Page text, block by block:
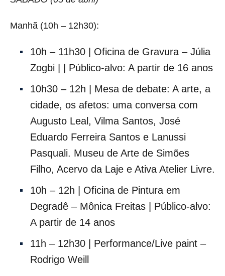
Manhã (10h – 12h30):
10h – 11h30 | Oficina de Gravura – Júlia
Zogbi | | Público-alvo: A partir de 16 anos
10h30 – 12h | Mesa de debate: A arte, a
cidade, os afetos: uma conversa com
Augusto Leal, Vilma Santos, José
Eduardo Ferreira Santos e Lanussi
Pasquali. Museu de Arte de Simões
Filho, Acervo da Laje e Ativa Atelier Livre.
10h – 12h | Oficina de Pintura em
Degradê – Mônica Freitas | Público-alvo:
A partir de 14 anos
11h – 12h30 | Performance/Live paint –
Rodrigo Weill